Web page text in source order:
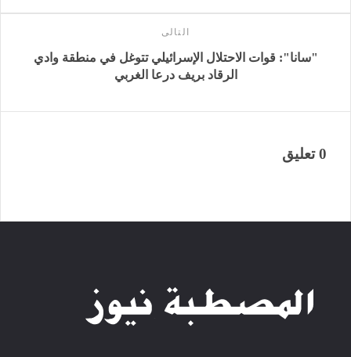
التالى
"سانا": قوات الاحتلال الإسرائيلي تتوغل في منطقة وادي
الرقاد ‏بريف درعا الغربي‎
0 تعليق